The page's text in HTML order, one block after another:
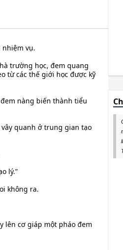
vụ.
trường học, đem quang
từ các thế giới học được kỹ
nàng biến thành tiểu
quanh ở trung gian tạo
lý.”
không ra.
lên cơ giáp một pháo đem